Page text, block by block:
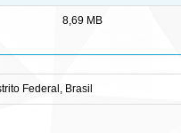
8,69 MB
Federal, Brasil